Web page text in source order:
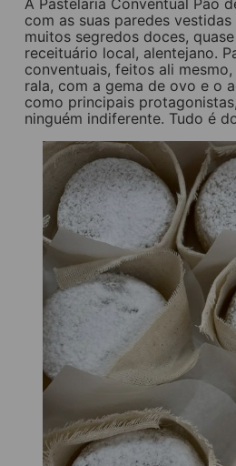
com as suas paredes
muitos segredos doces,
receituário local, alentejano.
conventuais, feitos ali
rala, com a gema de ovo e o
como principais
ninguém indiferente. Tudo é